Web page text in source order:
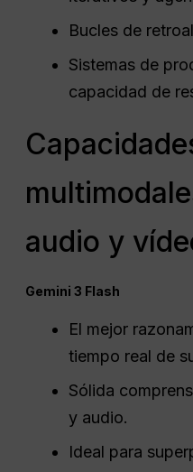
Bucles de
Sistemas de
capacidad de
audio y
Gemini 3 Flash
El mejor
tiempo real de
Sólida
y audio.
Ideal para